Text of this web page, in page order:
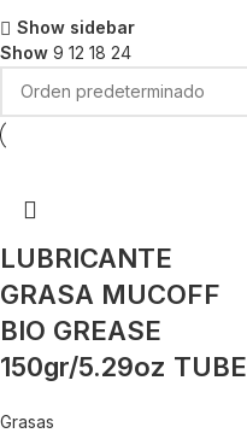
Show sidebar
Show 9 12 18 24
LUBRICANTE
GRASA MUCOFF
BIO GREASE
150gr/5.29oz TUBE
Grasas